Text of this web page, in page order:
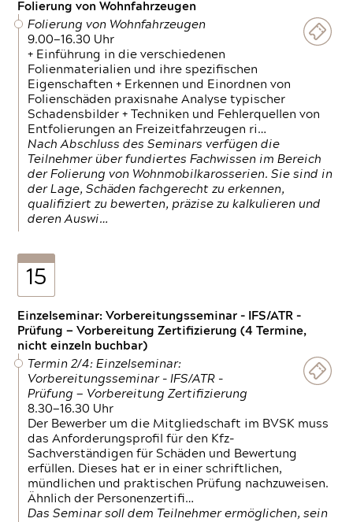
Folierung von Wohnfahrzeugen
Folierung von Wohnfahrzeugen
9.00—16.30 Uhr
+ Einführung in die verschiedenen
Folienmaterialien und ihre spezifischen
Eigenschaften + Erkennen und Einordnen von
Folienschäden praxisnahe Analyse typischer
Schadensbilder + Techniken und Fehlerquellen von
Entfolierungen an Freizeitfahrzeugen ri…
Nach Abschluss des Seminars verfügen die
Teilnehmer über fundiertes Fachwissen im Bereich
der Folierung von Wohnmobilkarosserien. Sie sind in
der Lage, Schäden fachgerecht zu erkennen,
qualifiziert zu bewerten, präzise zu kalkulieren und
deren Auswi…
15
Einzelseminar: Vorbereitungsseminar - IFS/ATR -
Prüfung — Vorbereitung Zertifizierung (4 Termine,
nicht einzeln buchbar)
Termin 2/4: Einzelseminar:
Vorbereitungsseminar - IFS/ATR -
Prüfung — Vorbereitung Zertifizierung
8.30—16.30 Uhr
Der Bewerber um die Mitgliedschaft im BVSK muss
das Anforderungsprofil für den Kfz-
Sachverständigen für Schäden und Bewertung
erfüllen. Dieses hat er in einer schriftlichen,
mündlichen und praktischen Prüfung nachzuweisen.
Ähnlich der Personenzertifi…
Das Seminar soll dem Teilnehmer ermöglichen, sein